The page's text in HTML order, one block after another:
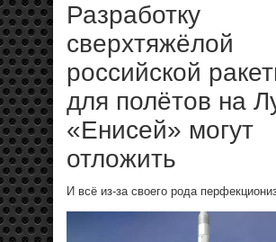
Разработку
сверхтяжёлой
российской
для полётов на
«Енисей» могут
отложить
И всё из-за своего рода